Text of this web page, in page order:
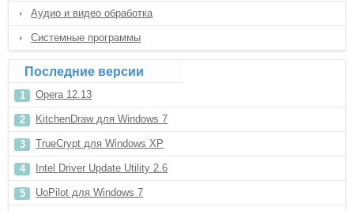
Аудио и видео обработка
Системные программы
Последние версии
Opera 12.13
KitchenDraw для Windows 7
TrueCrypt для Windows XP
Intel Driver Update Utility 2.6
UoPilot для Windows 7